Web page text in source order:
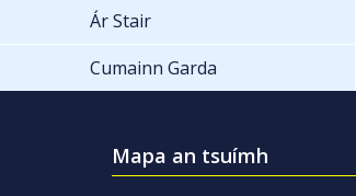
Ár Stair
Cumainn Garda
Mapa an tsuímh